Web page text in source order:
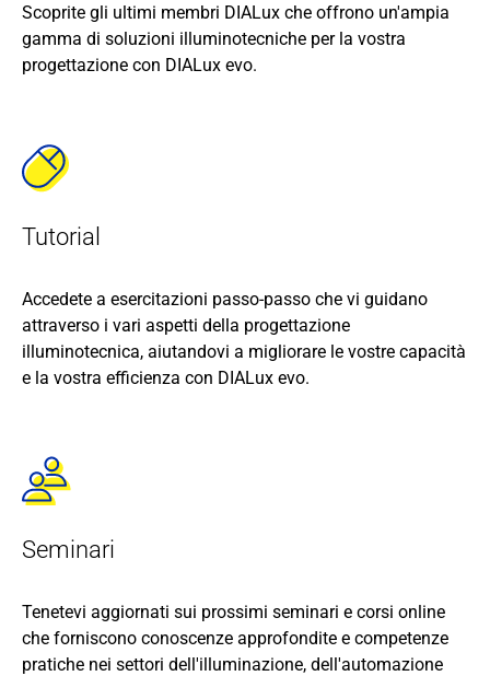
Scoprite gli ultimi membri DIALux che offrono un'ampia
gamma di soluzioni illuminotecniche per la vostra
progettazione con DIALux evo.
Tutorial
Accedete a esercitazioni passo-passo che vi guidano
attraverso i vari aspetti della progettazione
illuminotecnica, aiutandovi a migliorare le vostre capacità
e la vostra efficienza con DIALux evo.
Seminari
Tenetevi aggiornati sui prossimi seminari e corsi online
che forniscono conoscenze approfondite e competenze
pratiche nei settori dell'illuminazione, dell'automazione